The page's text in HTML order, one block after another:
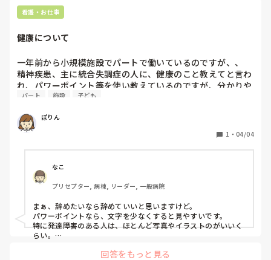
慣れても業務内容や休日出勤は変わらないので潔く転職して
しまうか悩んでいます。
クリニックや検診センターへ転職して病棟看護師へ戻った方
す。よろしくお願いします。
もしれませんが、まず病棟で入職して、病院の構造や医師の性
格やクセを理解してから外来に移ると、かなり働きやすいと思
看護・お仕事
健康について
一年前から小規模施設でパートで働いているのですが、、
精神疾患、主に統合失調症の人に、健康のこと教えてと言わ
れ、パワーポイント等を使い教えているのですが、分かりや
すくと言われます。
替えしましょう、手洗いをしましょう、ということを実践も
交えてしているのですが、それでも難しいと言われます😅だ
ですが、具体的にどういうふうにすると分かると思います
か？と聞いても濁されます😅笑
文句言いたいだけなのかな？ちゃんと聞いてないのかな？と
思っちゃってます。
失礼だけど、別にパートだし、いつ辞めてもいいやと思いな
がら仕事しちゃってます😅看護師は私だけだし、任されるこ
と多くて、その他の雑用なども必要最低限しかしてないで
パート 施設 子ども
ぽりん
1 ・ 04/04
なこ
プリセプター, 病棟, リーダー, 一般病院
まぁ、辞めたいなら辞めていいと思いますけど。
パワーポイントなら、文字を少なくすると見やすいです。
特に発達障害のある人は、ほとんど写真やイラストのがいいく
らい。
わかるし、楽しめると思います！
回答をもっと見る